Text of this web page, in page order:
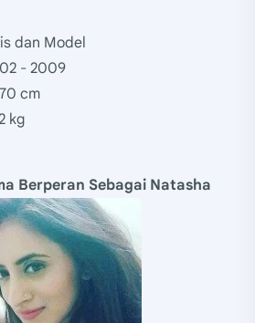
dan Model
- 2009
cm
kg
Berperan Sebagai Natasha